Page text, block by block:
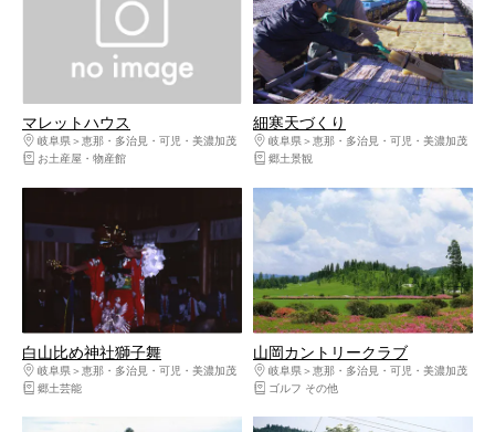
マレットハウス
岐阜県
恵那・多治見・可児・美濃加茂
お土産屋・物産館
細寒天づくり
岐阜県
恵那・多治見・可児・美濃加茂
郷土景観
白山比め神社獅子舞
岐阜県
恵那・多治見・可児・美濃加茂
郷土芸能
山岡カントリークラブ
岐阜県
恵那・多治見・可児・美濃加茂
ゴルフ その他